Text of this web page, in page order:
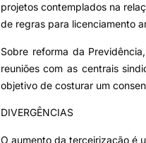
projetos contemplados na
de regras para licenciamento
Sobre reforma da
reuniões com as centrais
objetivo de costurar um
DIVERGÊNCIAS
O aumento da terceirização é